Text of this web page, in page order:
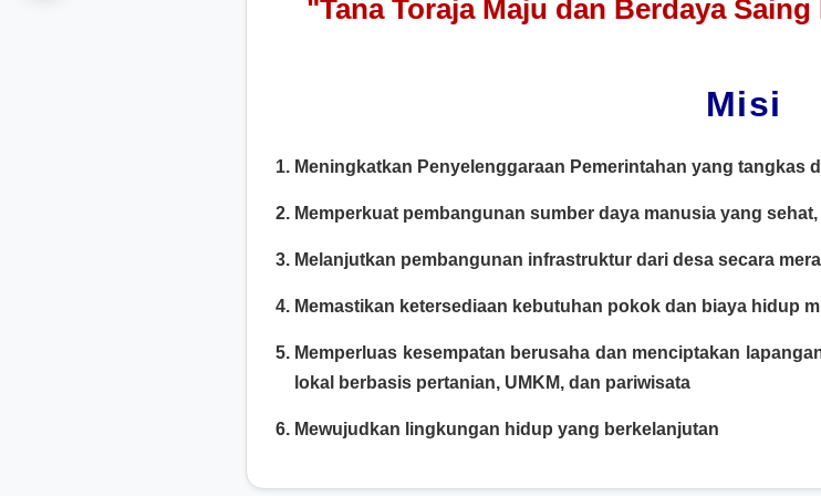
"Tana Toraja Maju dan Berdaya
Misi
Meningkatkan Penyelenggaraan Pemerintahan yang tangkas
Memperkuat pembangunan sumber daya manusia yang
Melanjutkan pembangunan infrastruktur dari desa secara
Memastikan ketersediaan kebutuhan pokok dan biaya hidup
Memperluas kesempatan berusaha dan menciptakan
lokal berbasis pertanian, UMKM, dan pariwisata
Mewujudkan lingkungan hidup yang berkelanjutan